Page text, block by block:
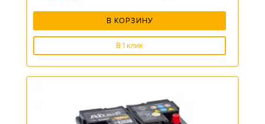
В КОРЗИНУ
В 1 клик